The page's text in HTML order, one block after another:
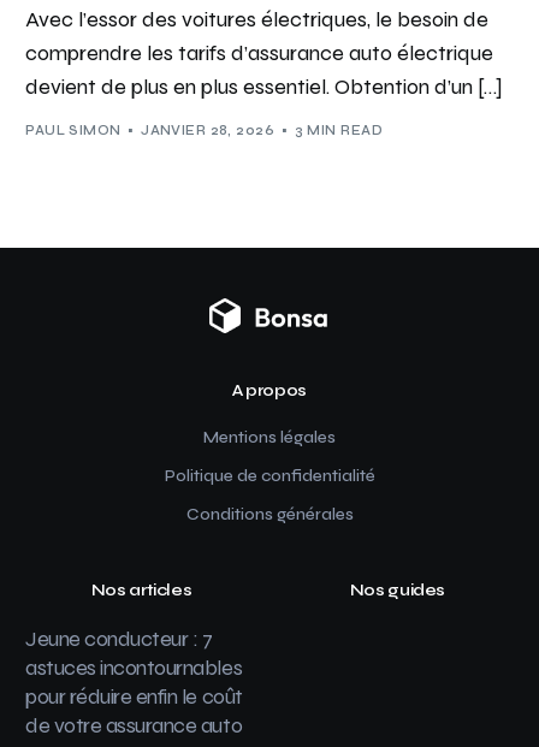
Avec l’essor des voitures électriques, le besoin de
comprendre les tarifs d’assurance auto électrique
devient de plus en plus essentiel. Obtention d’un […]
PAUL SIMON JANVIER 28, 2026 3 MIN READ
A propos
Mentions légales
Politique de confidentialité
Conditions générales
Nos articles
Jeune conducteur : 7
astuces incontournables
pour réduire enfin le coût
de votre assurance auto
Nos guides